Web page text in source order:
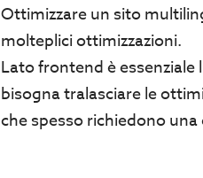
Ottimizzare un sito
molteplici ottimizzazioni.
Lato frontend è
bisogna tralasciare le
che spesso richiedono